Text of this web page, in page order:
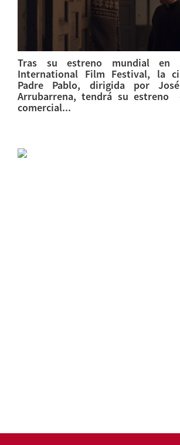
Tras su estreno mundial en
International Film Festival, la
Padre Pablo, dirigida por
Arrubarrena, tendrá su estreno
comercial...